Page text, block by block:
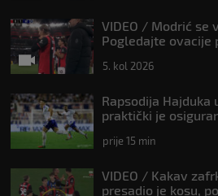
VIDEO / Modrić se
Pogledajte ovacije
5. kol 2026
Rapsodija Hajduka
praktički je
prije 15 min
VIDEO / Kakav
presadio je kosu,